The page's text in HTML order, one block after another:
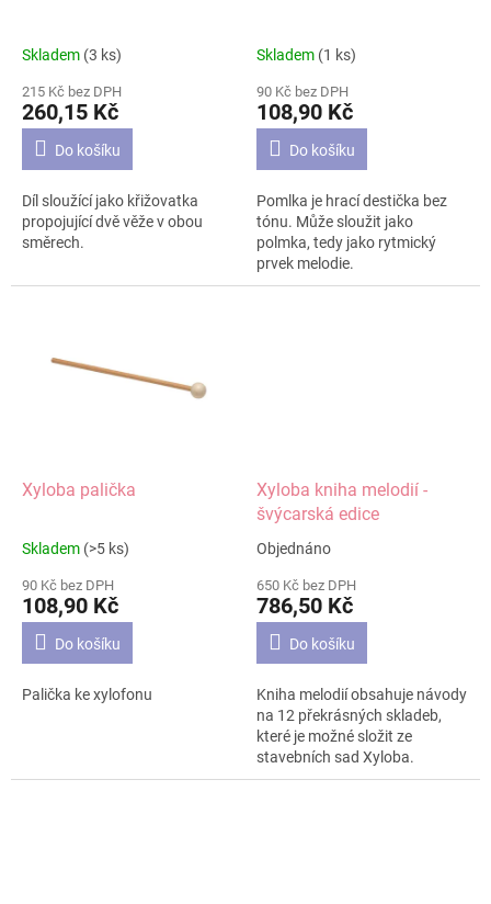
Skladem (3 ks)
215 Kč bez DPH
260,15 Kč
Do košíku
Díl sloužící jako křižovatka
propojující dvě věže v obou
směrech.
Skladem (1 ks)
90 Kč bez DPH
108,90 Kč
Do košíku
Pomlka je hrací destička bez
tónu. Může sloužit jako
polmka, tedy jako rytmický
prvek melodie.
Xyloba palička
Průměrné
produktu
je
5,0
hvězdiček.
Skladem (>5 ks)
90 Kč bez DPH
108,90 Kč
Do košíku
Palička ke xylofonu
Xyloba kniha melodií -
švýcarská edice
Průměrné
produktu
je
5,0
hvězdiček.
Objednáno
650 Kč bez DPH
786,50 Kč
Do košíku
Kniha melodií obsahuje návody
na 12 překrásných skladeb,
které je možné složit ze
stavebních sad Xyloba.